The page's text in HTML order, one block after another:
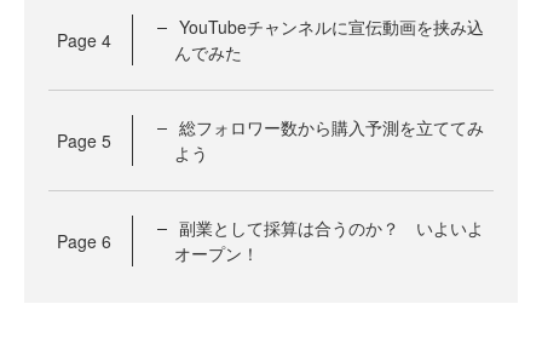
Page 4
YouTubeチャンネルに宣伝動画を挟み込
んでみた
Page 5
総フォロワー数から購入予測を立ててみ
よう
Page 6
副業として採算は合うのか？ いよいよ
オープン！